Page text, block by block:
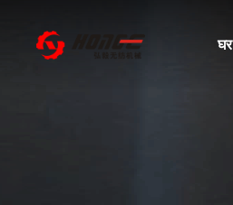
घर